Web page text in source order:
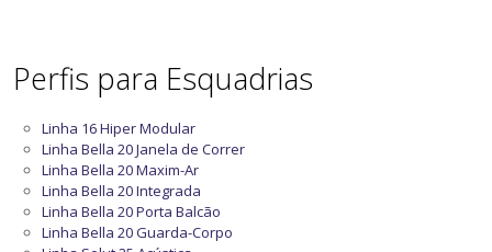
Perfis para Esquadrias
Linha 16 Hiper Modular
Linha Bella 20 Janela de Correr
Linha Bella 20 Maxim-Ar
Linha Bella 20 Integrada
Linha Bella 20 Porta Balcão
Linha Bella 20 Guarda-Corpo